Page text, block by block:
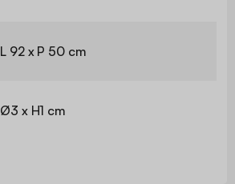
L 92 x P 50 cm
Ø3 x H1 cm